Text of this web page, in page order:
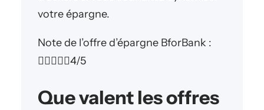
votre épargne.
Note de l’offre d’épargne BforBank :
4/5
Que valent les offres